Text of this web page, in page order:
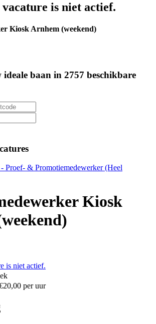
vacature is niet actief.
Kiosk Arnhem (weekend)
baan in 2757 beschikbare
Proef- & Promotiemedewerker (Heel
Kiosk
is niet actief.
per uur